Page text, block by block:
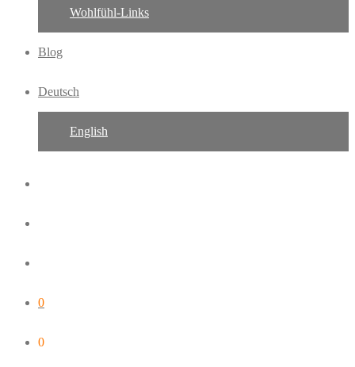
Wohlfühl-Links
Blog
Deutsch
English
0
0